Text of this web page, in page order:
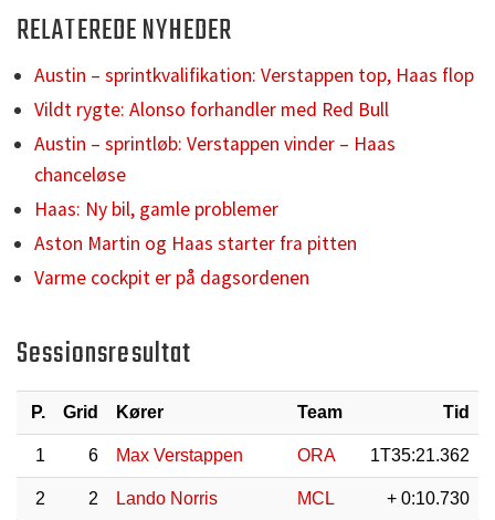
RELATEREDE NYHEDER
Austin – sprintkvalifikation: Verstappen top, Haas flop
Vildt rygte: Alonso forhandler med Red Bull
Austin – sprintløb: Verstappen vinder – Haas
chanceløse
Haas: Ny bil, gamle problemer
Aston Martin og Haas starter fra pitten
Varme cockpit er på dagsordenen
Sessionsresultat
P. Grid Kører Team Tid
1 6 Max Verstappen ORA 1T35:21.362
2 2 Lando Norris MCL + 0:10.730